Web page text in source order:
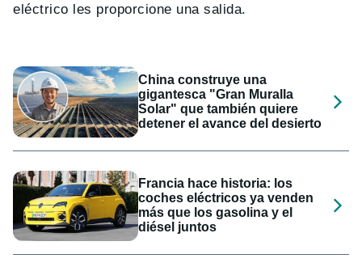
eléctrico les proporcione una salida.
China construye una
gigantesca "Gran Muralla
Solar" que también quiere
detener el avance del desierto
Francia hace historia: los
coches eléctricos ya venden
más que los gasolina y el
diésel juntos